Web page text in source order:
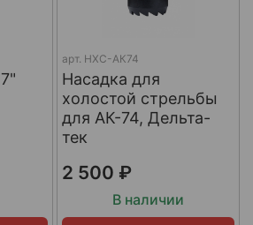
арт. НХС-АК74
Насадка для
холостой стрельбы
для АК-74, Дельта-
тек
2 500 ₽
В наличии